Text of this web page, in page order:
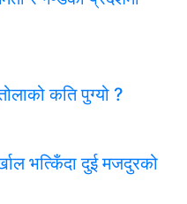
कति पुग्यो ?
भत्किँदा दुई मजदुरको